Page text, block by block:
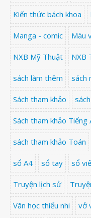
Kiến thức bách khoa
Manga - comic Màu
NXB Mỹ Thuật NXB
sách làm thêm sách
Sách tham khảo
Sách tham khảo Tiếng
sách tham khảo Toán
sổ A4 sổ tay sổ
Truyện lịch sử
Văn học thiếu nhi vở